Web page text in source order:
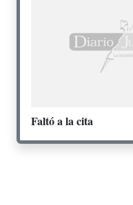
Faltó a la cita